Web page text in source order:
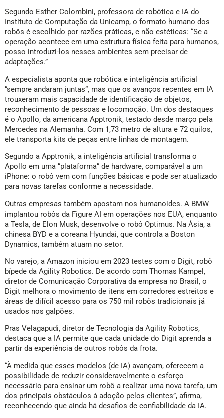
Segundo Esther Colombini, professora de robótica e IA do
Instituto de Computação da Unicamp, o formato humano dos
robôs é escolhido por razões práticas, e não estéticas: “Se a
operação acontece em uma estrutura física feita para humanos,
posso introduzi-los nesses ambientes sem precisar de
adaptações.”
A especialista aponta que robótica e inteligência artificial
“sempre andaram juntas”, mas que os avanços recentes em IA
trouxeram mais capacidade de identificação de objetos,
reconhecimento de pessoas e locomoção. Um dos destaques
é o Apollo, da americana Apptronik, testado desde março pela
Mercedes na Alemanha. Com 1,73 metro de altura e 72 quilos,
ele transporta kits de peças entre linhas de montagem.
Segundo a Apptronik, a inteligência artificial transforma o
Apollo em uma “plataforma” de hardware, comparável a um
iPhone: o robô vem com funções básicas e pode ser atualizado
para novas tarefas conforme a necessidade.
Outras empresas também apostam nos humanoides. A BMW
implantou robôs da Figure AI em operações nos EUA, enquanto
a Tesla, de Elon Musk, desenvolve o robô Optimus. Na Ásia, a
chinesa BYD e a coreana Hyundai, que controla a Boston
Dynamics, também atuam no setor.
No varejo, a Amazon iniciou em 2023 testes com o Digit, robô
bípede da Agility Robotics. De acordo com Thomas Kampel,
diretor de Comunicação Corporativa da empresa no Brasil, o
Digit melhora o movimento de itens em corredores estreitos e
áreas de difícil acesso para os 750 mil robôs tradicionais já
usados nos galpões.
Pras Velagapudi, diretor de Tecnologia da Agility Robotics,
destaca que a IA permite que cada unidade do Digit aprenda a
partir da experiência de outros robôs da frota.
“À medida que esses modelos (de IA) avançam, oferecem a
possibilidade de reduzir consideravelmente o esforço
necessário para ensinar um robô a realizar uma nova tarefa, um
dos principais obstáculos à adoção pelos clientes”, afirma,
reconhecendo que ainda há desafios de confiabilidade da IA.